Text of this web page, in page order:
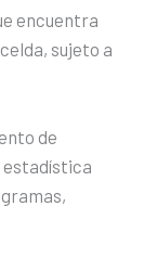
encuentra
sujeto a
de
estadística